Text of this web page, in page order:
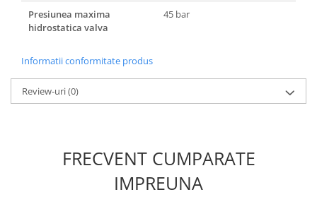
Ventilatoare
Foarfeci tuns oi
Incubatoare oua
Presiunea maxima
hidrostatica valva
45 bar
Informatii conformitate produs
Review-uri(0)
FRECVENT CUMPARATE
IMPREUNA